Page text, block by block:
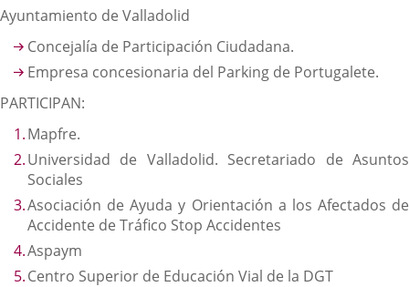
Ayuntamiento de Valladolid
Concejalía de Participación Ciudadana.
Empresa concesionaria del Parking de Portugalete.
PARTICIPAN:
Mapfre.
Universidad de Valladolid. Secretariado de Asuntos
Sociales
Asociación de Ayuda y Orientación a los Afectados de
Accidente de Tráfico Stop Accidentes
Aspaym
Centro Superior de Educación Vial de la DGT